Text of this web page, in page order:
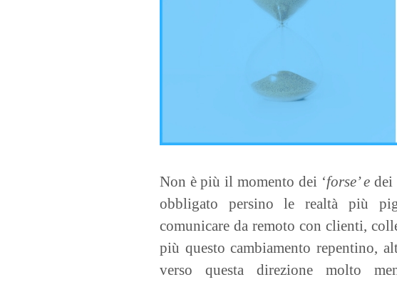
Non è più il momento dei ‘forse’ edei
obbligato persino le realtà più
comunicare da remoto con clienti,
più questo cambiamento repentino,
verso questa direzione molto